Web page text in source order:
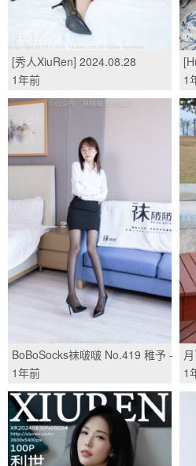
[秀人XiuRen] 2024.08.28
No.9078 董林越/(69P)
1年前 1
BoBoSocks袜啵啵 No.419 稚予 -
高跟鞋、黑丝、短肉丝、ol
风/(142P)
1年前 1